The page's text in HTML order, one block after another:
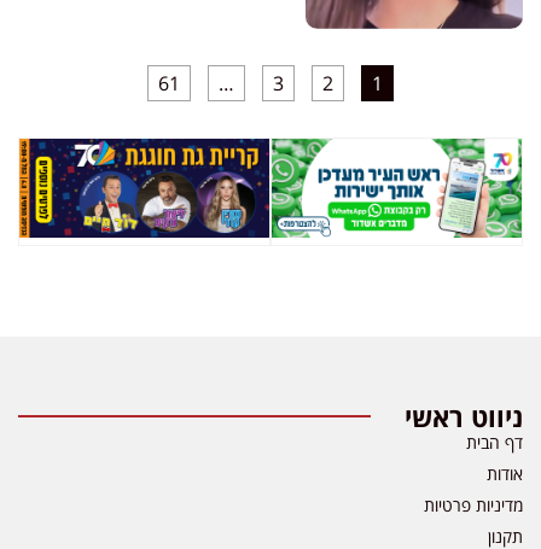
1
2
3
…
61
ניווט ראשי
דף הבית
אודות
מדיניות פרטיות
תקנון